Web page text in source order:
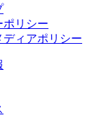
ポリシー
ディアポリシー